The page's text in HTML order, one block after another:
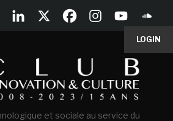
LOGIN
et sociale au service du